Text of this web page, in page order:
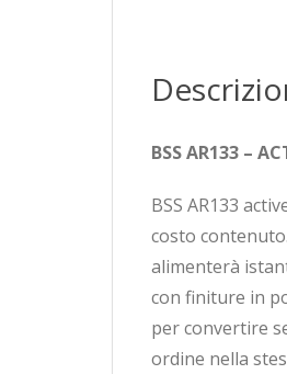
BSS AR133 –
BSS AR133
costo
alimenterà
con finiture in
per convertire
ordine nella